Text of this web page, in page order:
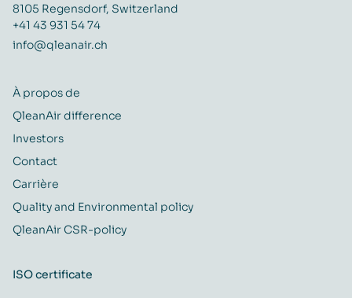
8105 Regensdorf, Switzerland
+41 43 931 54 74
info@qleanair.ch
À propos de
QleanAir difference
Investors
Contact
Carrière
Quality and Environmental policy
QleanAir CSR-policy
ISO certificate